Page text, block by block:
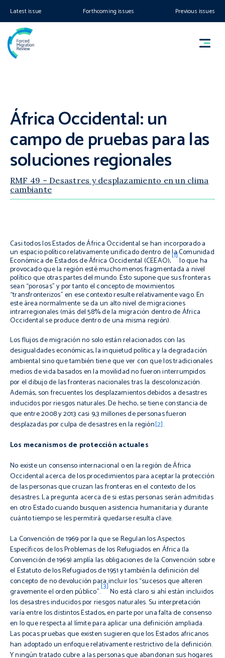
Latest issue Forthcoming issues Previous issues
África Occidental: un
campo de pruebas para las
soluciones regionales
RMF 49 – Desastres y desplazamiento en un clima
cambiante
Casi todos los Estados de África Occidental se han incorporado a
un espacio político relativamente unificado dentro de la Comunidad
Económica de Estados de África Occidental (CEEAO),[1]lo que ha
provocado que la región esté mucho menos fragmentada a nivel
político que otras partes del mundo. Esto supone que sus fronteras
sean “porosas” y por tanto el concepto de movimientos
“transfronterizos” en ese contexto resulte relativamente vago. En
este área normalmente se da un alto nivel de migraciones
intrarregionales (más del 58% de la migración dentro de África
Occidental se produce dentro de una misma región).
Los flujos de migración no solo están relacionados con las
desigualdades económicas, la inquietud política y la degradación
ambiental sino que también tiene que ver con que los tradicionales
medios de vida basados en la movilidad no fueron interrumpidos
por el dibujo de las fronteras nacionales tras la descolonización.
Además, son frecuentes los desplazamientos debidos a desastres
inducidos por riesgos naturales. De hecho, se tiene constancia de
que entre 2008 y 2013 casi 9,3 millones de personas fueron
desplazadas por culpa de desastres en la región[2].
Los mecanismos de protección actuales
No existe un consenso internacional o en la región de África
Occidental acerca de los procedimientos para aceptar la protección
de las personas que cruzan las fronteras en el contexto de los
desastres. La pregunta acerca de si estas personas serán admitidas
en otro Estado cuando busquen asistencia humanitaria y durante
cuánto tiempo se les permitirá quedarse resulta clave.
La Convención de 1969 por la que se Regulan los Aspectos
Específicos de los Problemas de los Refugiados en África (la
Convención de 1969) amplía las obligaciones de la Convención sobre
el Estatuto de los Refugiados de 1951 y también la definición del
concepto deno devoluciónpara incluir los “sucesos que alteren
gravemente el orden público”.[3]No está claro si ahí están incluidos
los desastres inducidos por riesgos naturales. Su interpretación
varía entre los distintos Estados, en parte por una falta de consenso
en lo que respecta al límite para aplicar una definición ampliada.
Las pocas pruebas que existen sugieren que los Estados africanos
han adoptado un enfoque relativamente restrictivo de la definición.
Y ningún tratado cubre a las personas que abandonan sus hogares